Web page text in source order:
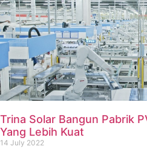
Trina Solar Bangun Pabrik
Yang Lebih Kuat
14 July 2022